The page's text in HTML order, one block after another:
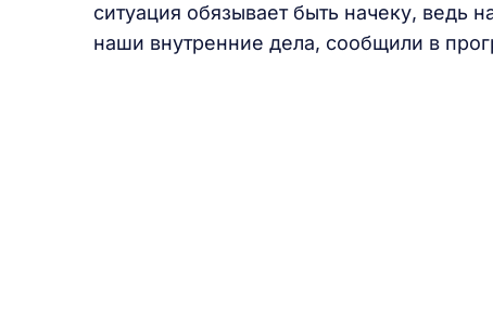
ситуация обязывает быть начеку, ведь
наши внутренние дела, сообщили в